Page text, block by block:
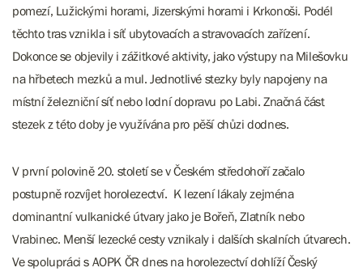
pomezí, Lužickými horami, Jizerskými horami i Krkonoši. Podél
těchto tras vznikla i síť ubytovacích a stravovacích zařízení.
Dokonce se objevily i zážitkové aktivity, jako výstupy na Milešovku
na hřbetech mezků a mul. Jednotlivé stezky byly napojeny na
místní železniční síť nebo lodní dopravu po Labi. Značná část
stezek z této doby je využívána pro pěší chůzi dodnes.
V první polovině 20. století se v Českém středohoří začalo
postupně rozvíjet horolezectví. K lezení lákaly zejména
dominantní vulkanické útvary jako je Bořeň, Zlatník nebo
Vrabinec. Menší lezecké cesty vznikaly i dalších skalních útvarech.
Ve spolupráci s AOPK ČR dnes na horolezectví dohlíží Český